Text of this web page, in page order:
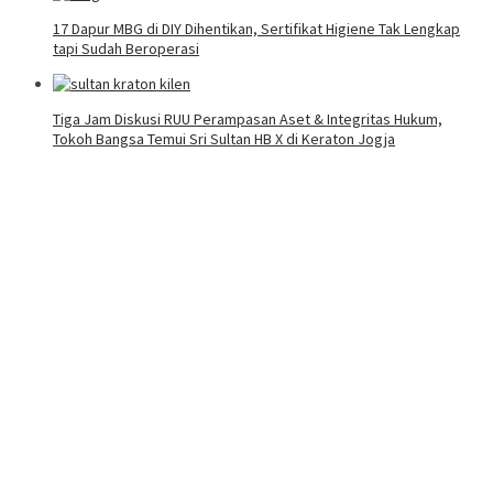
17 Dapur MBG di DIY Dihentikan, Sertifikat Higiene Tak Lengkap
tapi Sudah Beroperasi
Tiga Jam Diskusi RUU Perampasan Aset & Integritas Hukum,
Tokoh Bangsa Temui Sri Sultan HB X di Keraton Jogja